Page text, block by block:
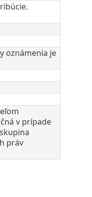
oznámenia je
v prípade
práv